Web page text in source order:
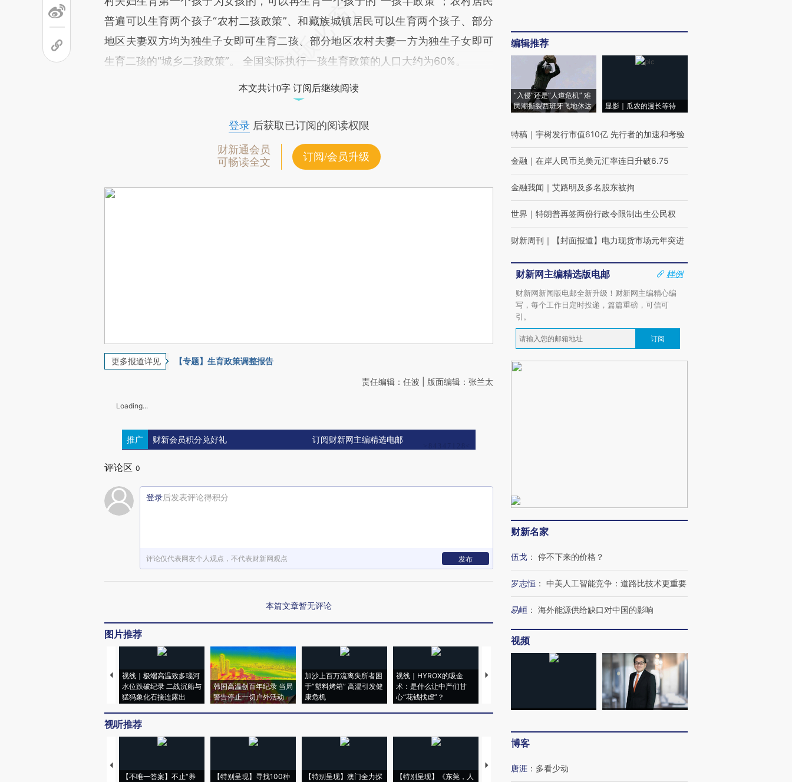
普遍可以生育两个孩子“农村二孩政策”、和藏族城镇居民可以生育两个孩子、部分
地区夫妻双方均为独生子女即可生育二孩、部分地区农村夫妻一方为独生子女即可
生育二孩的“城乡二孩政策”。 全国实际执行一孩生育政策的人口大约为60%。
本文共计0字 订阅后继续阅读
登录后获取已订阅的阅读权限
财新通会员
可畅读全文
订阅/会员升级
更多报道详见 【专题】生育政策调整报告
责任编辑：任波 | 版面编辑：张兰太
Loading...
推广 财新会员积分兑好礼 订阅财新网主编精选电邮
评论区 0
登录后发表评论得积分
评论仅代表网友个人观点，不代表财新网观点 发布
本篇文章暂无评论
图片推荐
视线｜极端高温致多瑙河
水位跌破纪录 二战沉船与
猛犸象化石接连露出
韩国高温创百年纪录 当局
警告停止一切户外活动
加沙上百万流离失所者困
于“塑料烤箱” 高温引发健
康危机
视线｜HYROX的吸金
术：是什么让中产们甘
心“花钱找虐”？
马航飞行员跨国走私7万
视线｜被称为“蟑螂”的印
度Z世代 用街头抗争将教
育部长拱下台
视线｜“入侵”还是“人道危
机”？难民潮撕裂西班牙
飞地休达
视听推荐
【不唯一答案】不止“养
【特别呈现】寻找100种
【特别呈现】澳门全力探
【特别呈现】《东莞，人
【推广】走进第四届链博
编辑推荐
“入侵”还是“人道危机” 难
民潮撕裂西班牙飞地休达
显影｜瓜农的漫长等待
特稿 ｜ 宇树发行市值610亿 先行者的加速和考验
金融 ｜ 在岸人民币兑美元汇率连日升破6.75
金融我闻 ｜ 艾路明及多名股东被拘
世界 ｜ 特朗普再签两份行政令限制出生公民权
财新周刊 ｜ 【封面报道】电力现货市场元年突进
财新网主编精选版电邮
样例
财新网新闻版电邮全新升级！财新网主编精心编
写，每个工作日定时投递，篇篇重磅，可信可
引。
订阅
财新名家
伍戈 ： 停不下来的价格？
罗志恒 ： 中美人工智能竞争：道路比技术更重要
易峘 ： 海外能源供给缺口对中国的影响
视频
博客
唐涯 ： 多看少动